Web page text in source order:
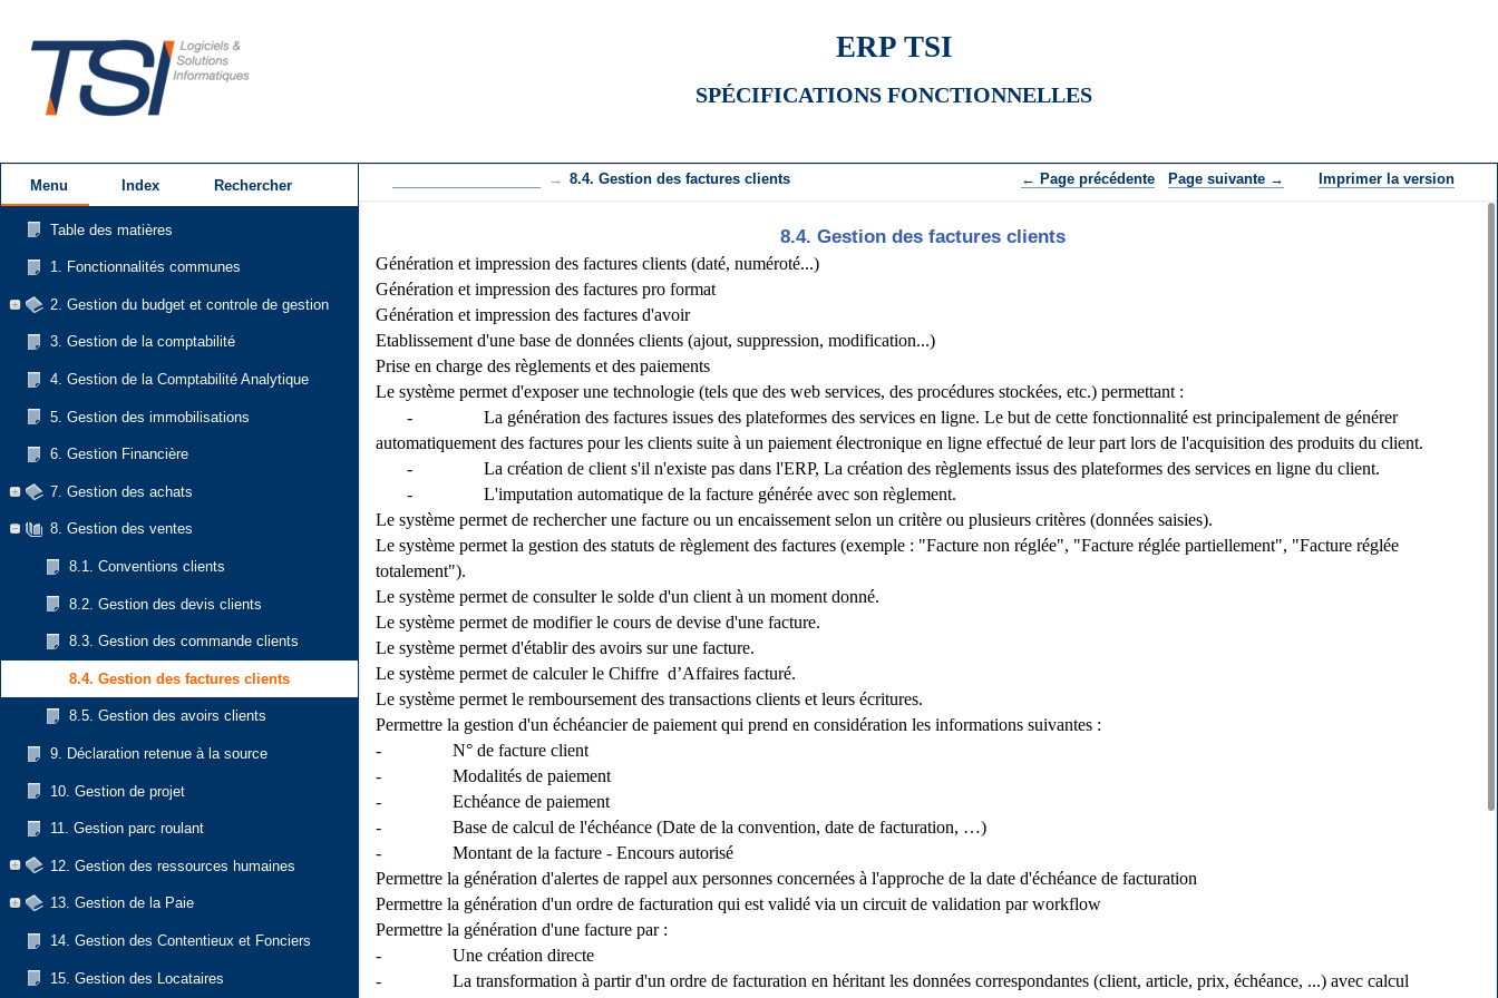
ERP TSI
SPÉCIFICATIONS FONCTIONNELLES
Menu Index Rechercher
Table des matières
1. Fonctionnalités communes
2. Gestion du budget et controle de gestion
3. Gestion de la comptabilité
4. Gestion de la Comptabilité Analytique
5. Gestion des immobilisations
6. Gestion Financière
7. Gestion des achats
8. Gestion des ventes
8.1. Conventions clients
8.2. Gestion des devis clients
8.3. Gestion des commande clients
8.4. Gestion des factures clients
8.5. Gestion des avoirs clients
9. Déclaration retenue à la source
10. Gestion de projet
11. Gestion parc roulant
12. Gestion des ressources humaines
13. Gestion de la Paie
14. Gestion des Contentieux et Fonciers
15. Gestion des Locataires
8.4. Gestion des factures clients Page précédente Page suivante Imprimer la version
8.4. Gestion des factures clients
Génération et impression des factures clients (daté, numéroté...)
Génération et impression des factures pro format
Génération et impression des factures d'avoir
Etablissement d'une base de données clients (ajout, suppression, modification...)
Prise en charge des règlements et des paiements
Le système permet d'exposer une technologie (tels que des web services, des procédures stockées, etc.) permettant :
- La génération des factures issues des plateformes des services en ligne. Le but de cette fonctionnalité est principalement de générer
automatiquement des factures pour les clients suite à un paiement électronique en ligne effectué de leur part lors de l'acquisition des produits du client.
- La création de client s'il n'existe pas dans l'ERP, La création des règlements issus des plateformes des services en ligne du client.
- L'imputation automatique de la facture générée avec son règlement.
Le système permet de rechercher une facture ou un encaissement selon un critère ou plusieurs critères (données saisies).
Le système permet la gestion des statuts de règlement des factures (exemple : "Facture non réglée", "Facture réglée partiellement", "Facture réglée
totalement").
Le système permet de consulter le solde d'un client à un moment donné.
Le système permet de modifier le cours de devise d'une facture.
Le système permet d'établir des avoirs sur une facture.
Le système permet de calculer le Chiffre d’Affaires facturé.
Le système permet le remboursement des transactions clients et leurs écritures.
Permettre la gestion d'un échéancier de paiement qui prend en considération les informations suivantes :
- N° de facture client
- Modalités de paiement
- Echéance de paiement
- Base de calcul de l'échéance (Date de la convention, date de facturation, …)
- Montant de la facture - Encours autorisé
Permettre la génération d'alertes de rappel aux personnes concernées à l'approche de la date d'échéance de facturation
Permettre la génération d'un ordre de facturation qui est validé via un circuit de validation par workflow
Permettre la génération d'une facture par :
- Une création directe
- La transformation à partir d'un ordre de facturation en héritant les données correspondantes (client, article, prix, échéance, ...) avec calcul